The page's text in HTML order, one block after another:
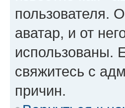
пользователя.
аватар, и от
использованы.
свяжитесь с
причин.